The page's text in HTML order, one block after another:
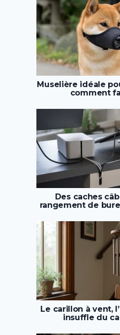
Muselière idéale
comment
Des caches
rangement de
Le carillon à vent,
insuffle du